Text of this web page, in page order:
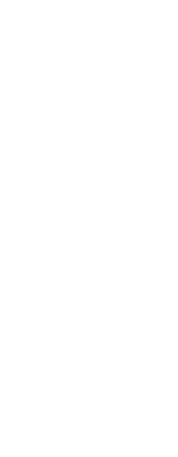
ェントメモリーオイル